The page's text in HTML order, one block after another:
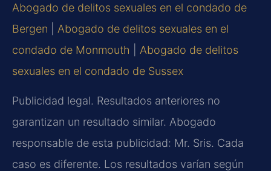
Abogado de delitos sexuales en el condado de
Bergen
Abogado de delitos sexuales en el
condado de Monmouth
Abogado de delitos
sexuales en el condado de Sussex
Publicidad legal. Resultados anteriores no
garantizan un resultado similar. Abogado
responsable de esta publicidad: Mr. Sris. Cada
caso es diferente. Los resultados varían según